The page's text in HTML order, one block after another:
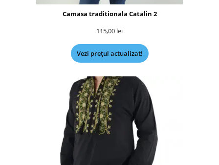
Camasa traditionala Catalin 2
115,00 lei
Vezi prețul actualizat!